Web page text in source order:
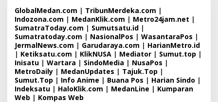
GlobalMedan.com | TribunMerdeka.com |
Indozona.com | MedanKlik.com | Metro24jam.net |
SumatraToday.com | Sumutsatu.id |
Sumatratoday.com | NasionalPos | WasantaraPos |
JermalNews.com | Garudaraya.com | HarianMetro.id
| Ketiksatu.com | KlikNUSA | Mediator | Sumut.top |
Inisatu | Wartara | SindoMedia | NusaPos |
MetroDaily | MedanUpdates | Tajuk.Top |
Sumut.Top | Info Anime | Buana Pos | Harian Sindo |
Indeksatu | HaloKlik.com | MedanLine | Kumparan
Web | Kompas Web